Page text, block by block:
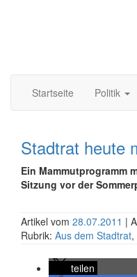
Startseite
Politik
Stadtrat heute
Ein Mammutprogramm
Sitzung vor der
Artikel vom 28.07.2011 |
Rubrik: Aus dem Stadtrat,
teilen